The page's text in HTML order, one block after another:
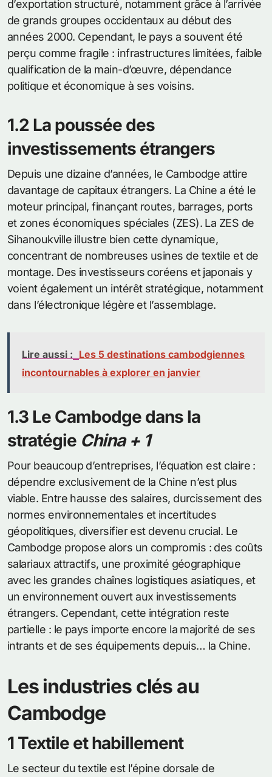
d’exportation structuré, notamment grâce à l’arrivée
de grands groupes occidentaux au début des
années 2000. Cependant, le pays a souvent été
perçu comme fragile : infrastructures limitées, faible
qualification de la main-d’œuvre, dépendance
politique et économique à ses voisins.
1.2 La poussée des
investissements étrangers
Depuis une dizaine d’années, le Cambodge attire
davantage de capitaux étrangers. La Chine a été le
moteur principal, finançant routes, barrages, ports
et zones économiques spéciales (ZES). La ZES de
Sihanoukville illustre bien cette dynamique,
concentrant de nombreuses usines de textile et de
montage. Des investisseurs coréens et japonais y
voient également un intérêt stratégique, notamment
dans l’électronique légère et l’assemblage.
Lire aussi : Les 5 destinations cambodgiennes
incontournables à explorer en janvier
1.3 Le Cambodge dans la
stratégie China + 1
Pour beaucoup d’entreprises, l’équation est claire :
dépendre exclusivement de la Chine n’est plus
viable. Entre hausse des salaires, durcissement des
normes environnementales et incertitudes
géopolitiques, diversifier est devenu crucial. Le
Cambodge propose alors un compromis : des coûts
salariaux attractifs, une proximité géographique
avec les grandes chaînes logistiques asiatiques, et
un environnement ouvert aux investissements
étrangers. Cependant, cette intégration reste
partielle : le pays importe encore la majorité de ses
intrants et de ses équipements depuis… la Chine.
Les industries clés au
Cambodge
1 Textile et habillement
Le secteur du textile est l’épine dorsale de